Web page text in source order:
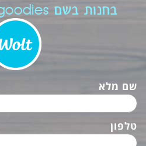
בחנות בשם goodies ביאליק רמת גן
שם מלא
טלפון